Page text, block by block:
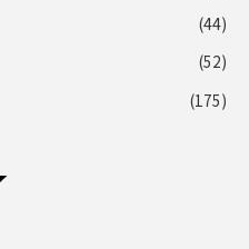
(44)
(52)
(175)